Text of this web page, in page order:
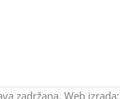
zadržana. Web izrada: